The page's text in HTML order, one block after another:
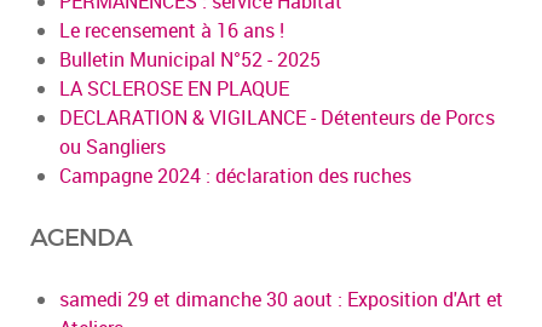
Le recensement à 16 ans !
Bulletin Municipal N°52 - 2025
LA SCLEROSE EN PLAQUE
DECLARATION & VIGILANCE - Détenteurs de Porcs
ou Sangliers
Campagne 2024 : déclaration des ruches
AGENDA
samedi 29 et dimanche 30 aout : Exposition d'Art et